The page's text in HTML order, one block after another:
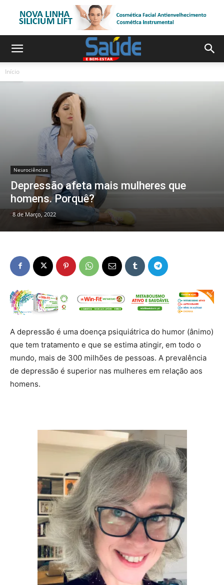
Início
Neurociências
Depressão afeta mais mulheres que
homens. Porquê?
8 de Março, 2022
A depressão é uma doença psiquiátrica do humor (ânimo)
que tem tratamento e que se estima atingir, em todo o
mundo, mais de 300 milhões de pessoas. A prevalência
de depressão é superior nas mulheres em relação aos
homens.